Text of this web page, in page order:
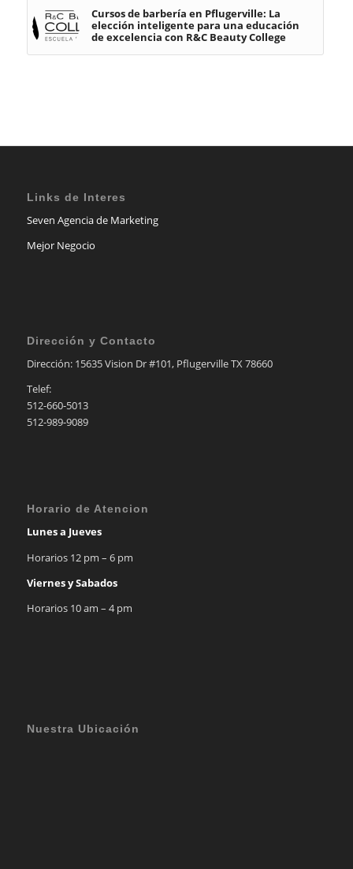
Cursos de barbería en Pflugerville: La
elección inteligente para una educación
de excelencia con R&C Beauty College
Links de Interes
Seven Agencia de Marketing
Mejor Negocio
Dirección y Contacto
Dirección: 15635 Vision Dr #101, Pflugerville TX 78660
Telef:
512-660-5013
512-989-9089
Horario de Atencion
Lunes a Jueves
Horarios 12 pm – 6 pm
Viernes y Sabados
Horarios 10 am – 4 pm
Nuestra Ubicación